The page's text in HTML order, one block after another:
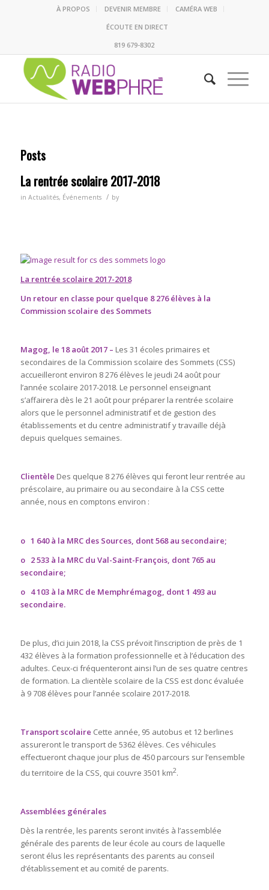
À PROPOS DEVENIR MEMBRE
CAMÉRA WEB
ÉCOUTE EN DIRECT
819 679-8302
Posts
La rentrée scolaire 2017-2018
in Actualités, Événements / by
La rentrée scolaire 2017-2018
Un retour en classe pour quelque 8 276 élèves à la
Commission scolaire des Sommets
Magog, le 18 août 2017 – Les 31 écoles primaires et
secondaires de la Commission scolaire des Sommets (CSS)
accueilleront environ 8 276 élèves le jeudi 24 août pour
l’année scolaire 2017-2018. Le personnel enseignant
s’affairera dès le 21 août pour préparer la rentrée scolaire
alors que le personnel administratif et de gestion des
établissements et du centre administratif y travaille déjà
depuis quelques semaines.
Clientèle Des quelque 8 276 élèves qui feront leur rentrée au
préscolaire, au primaire ou au secondaire à la CSS cette
année, nous en comptons environ :
o 1 640 à la MRC des Sources, dont 568 au secondaire;
o 2 533 à la MRC du Val-Saint-François, dont 765 au
secondaire;
o 4 103 à la MRC de Memphrémagog, dont 1 493 au
secondaire.
De plus, d’ici juin 2018, la CSS prévoit l’inscription de près de 1
432 élèves à la formation professionnelle et à l’éducation des
adultes. Ceux-ci fréquenteront ainsi l’un de ses quatre centres
de formation. La clientèle scolaire de la CSS est donc évaluée
à 9 708 élèves pour l’année scolaire 2017-2018.
Transport scolaire Cette année, 95 autobus et 12 berlines
assureront le transport de 5362 élèves. Ces véhicules
effectueront chaque jour plus de 450 parcours sur l’ensemble
du territoire de la CSS, qui couvre 3501 km2.
Assemblées générales
Dès la rentrée, les parents seront invités à l’assemblée
générale des parents de leur école au cours de laquelle
seront élus les représentants des parents au conseil
d’établissement et au comité de parents.